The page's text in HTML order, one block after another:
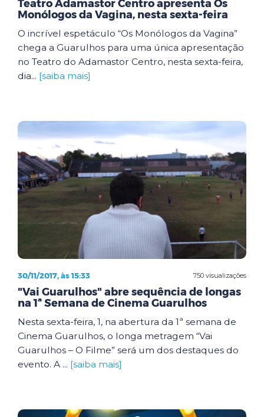
Teatro Adamastor Centro apresenta Os
Monólogos da Vagina, nesta sexta-feira
O incrível espetáculo “Os Monólogos da Vagina”
chega a Guarulhos para uma única apresentação
no Teatro do Adamastor Centro, nesta sexta-feira,
dia... [saiba mais]
750 visualizações
30/11/2017, às 15:33
"Vai Guarulhos" abre sequência de longas
na 1ª Semana de Cinema Guarulhos
Nesta sexta-feira, 1, na abertura da 1ª semana de
Cinema Guarulhos, o longa metragem “Vai
Guarulhos – O Filme” será um dos destaques do
evento. A ... [saiba mais]